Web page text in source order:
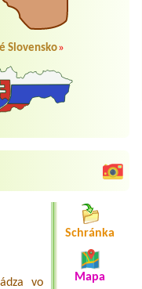
Slovensko»
vo
Schránka
Mapa